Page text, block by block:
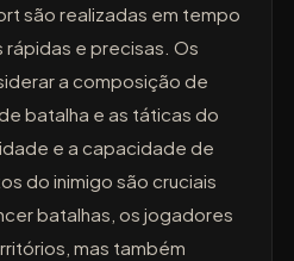
são realizadas em tempo
e precisas. Os
a composição de
batalha e as táticas do
e a capacidade de
do inimigo são cruciais
batalhas, os jogadores
mas também